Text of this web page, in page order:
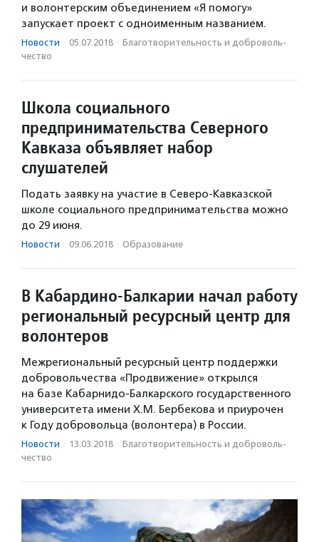
и волонтерским объединением «Я помогу»
запускает проект с одноименным названием.
Новости · 05.07.2018 · Благотвори­тель­ность и доброволь­
чест­во
Школа социального
предпринимательства Северного
Кавказа объявляет набор
слушателей
Подать заявку на участие в Северо-Кавказской
школе социального предпринимательства можно
до 29 июня.
Новости · 09.06.2018 · Образование
В Кабардино-Балкарии начал работу
региональный ресурсный центр для
волонтеров
Межрегиональный ресурсный центр поддержки
добровольчества «Продвижение» открылся
на базе Кабарнидо-Балкарского государственного
университета имени Х.М. Бербекова и приурочен
к Году добровольца (волонтера) в России.
Новости · 13.03.2018 · Благотвори­тель­ность и доброволь­
чест­во